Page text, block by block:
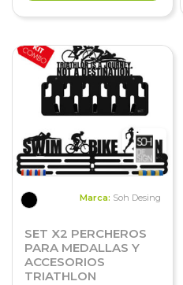
Marca: Soh Desing
SET X2 PERCHEROS
PARA MEDALLAS Y
ACCESORIOS
TRIATHLON